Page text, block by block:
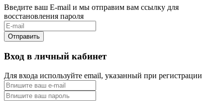
Введите ваш E-mail и мы отправим вам ссылку для
восстановления пароля
Отправить
Вход в личный кабинет
Для входа используйте email, указанный при регистрации